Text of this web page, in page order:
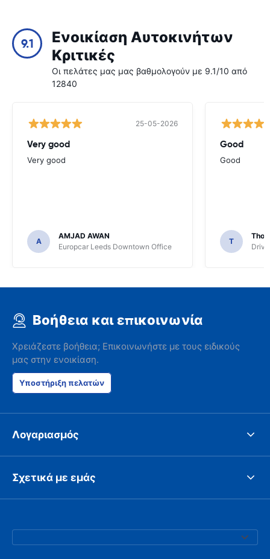
9.1
Ενοικίαση Αυτοκινήτων
Κριτικές
Οι πελάτες μας μας βαθμολογούν με 9.1/10 από
12840
25-05-2026
Very good
Very good
A
AMJAD AWAN
Europcar Leeds Downtown Office
Good
Good
T
Βοήθεια και επικοινωνία
Χρειάζεστε βοήθεια; Επικοινωνήστε με τους ειδικούς
μας στην ενοικίαση.
Υποστήριξη πελατών
Λογαριασμός
Σχετικά με εμάς